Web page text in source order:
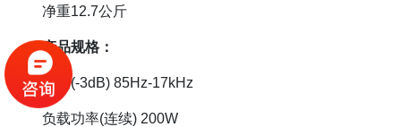
净重12.7公斤
产品规格：
频响(-3dB) 85Hz-17kHz
负载功率(连续) 200W